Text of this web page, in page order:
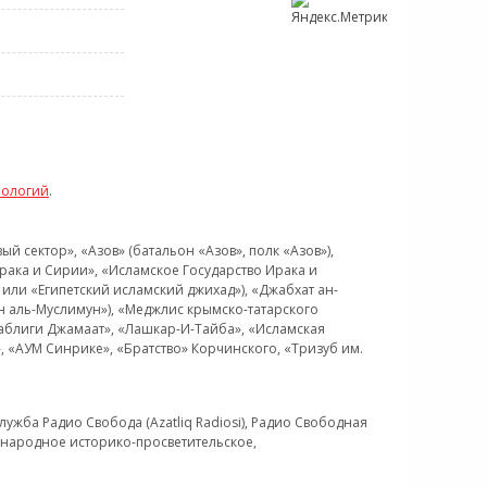
.
«Азов» (батальон «Азов», полк «Азов»),
и Сирии», «Исламское Государство Ирака и
«Египетский исламский джихад»), «Джабхат ан-
Муслимун»), «Меджлис крымско-татарского
Джамаат», «Лашкар-И-Тайба», «Исламская
Синрике», «Братство» Корчинского, «Тризуб им.
Радио Свобода (Azatliq Radiosi), Радио Свободная
историко-просветительское,